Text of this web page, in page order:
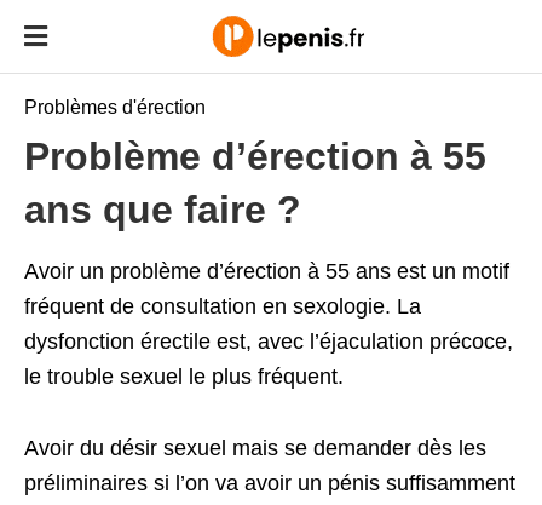
Problèmes d'érection
Problème d’érection à 55
ans que faire ?
Avoir un problème d’érection à 55 ans est un motif
fréquent de consultation en sexologie. La
dysfonction érectile est, avec l’éjaculation précoce,
le trouble sexuel le plus fréquent.
Avoir du désir sexuel mais se demander dès les
préliminaires si l’on va avoir un pénis suffisamment